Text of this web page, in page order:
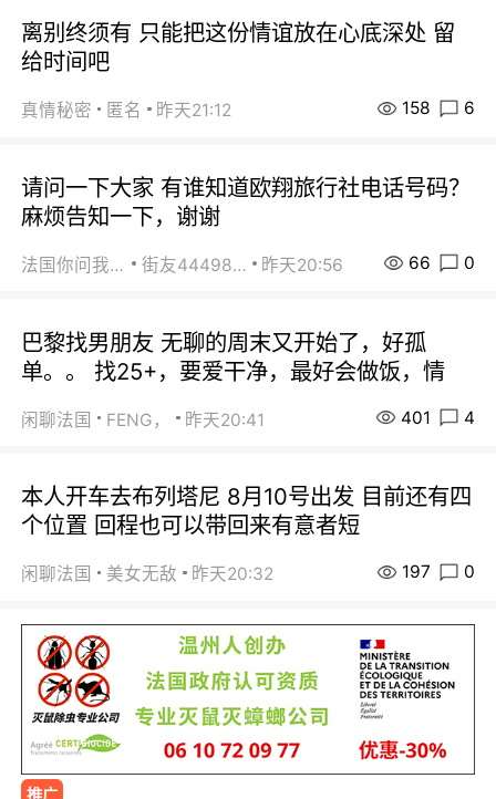
离别终须有 只能把这份情谊放在心底深处 留
给时间吧
真情秘密 匿名 昨天21:12 158 6
请问一下大家 有谁知道欧翔旅行社电话号码？
麻烦告知一下，谢谢
法国你问我答 街友44498484 昨天20:56 66 0
巴黎找男朋友 无聊的周末又开始了，好孤
单。。 找25+，要爱干净，最好会做饭，情
闲聊法国 FENG， 昨天20:41 401 4
本人开车去布列塔尼 8月10号出发 目前还有四
个位置 回程也可以带回来有意者短
闲聊法国 美女无敌 昨天20:32 197 0